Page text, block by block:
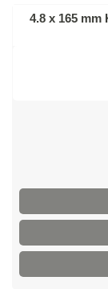
mit
4.8 x 165